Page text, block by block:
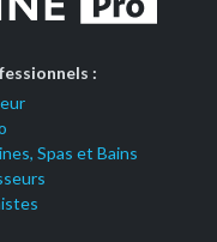
:
Spas et Bains